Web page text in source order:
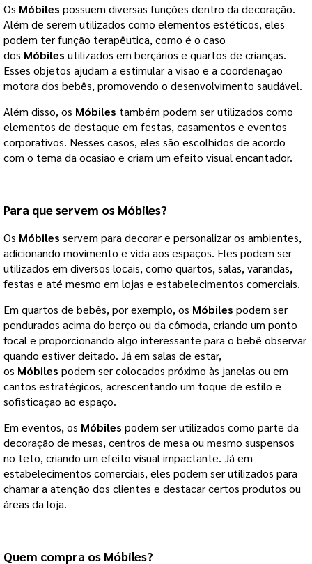
Os Móbiles possuem diversas funções dentro da decoração.
Além de serem utilizados como elementos estéticos, eles
podem ter função terapêutica, como é o caso
dos Móbiles utilizados em berçários e quartos de crianças.
Esses objetos ajudam a estimular a visão e a coordenação
motora dos bebês, promovendo o desenvolvimento saudável.
Além disso, os Móbiles também podem ser utilizados como
elementos de destaque em festas, casamentos e eventos
corporativos. Nesses casos, eles são escolhidos de acordo
com o tema da ocasião e criam um efeito visual encantador.
Para que servem os Móbiles?
Os Móbiles servem para decorar e personalizar os ambientes,
adicionando movimento e vida aos espaços. Eles podem ser
utilizados em diversos locais, como quartos, salas, varandas,
festas e até mesmo em lojas e estabelecimentos comerciais.
Em quartos de bebês, por exemplo, os Móbiles podem ser
pendurados acima do berço ou da cômoda, criando um ponto
focal e proporcionando algo interessante para o bebê observar
quando estiver deitado. Já em salas de estar,
os Móbiles podem ser colocados próximo às janelas ou em
cantos estratégicos, acrescentando um toque de estilo e
sofisticação ao espaço.
Em eventos, os Móbiles podem ser utilizados como parte da
decoração de mesas, centros de mesa ou mesmo suspensos
no teto, criando um efeito visual impactante. Já em
estabelecimentos comerciais, eles podem ser utilizados para
chamar a atenção dos clientes e destacar certos produtos ou
áreas da loja.
Quem compra os Móbiles?